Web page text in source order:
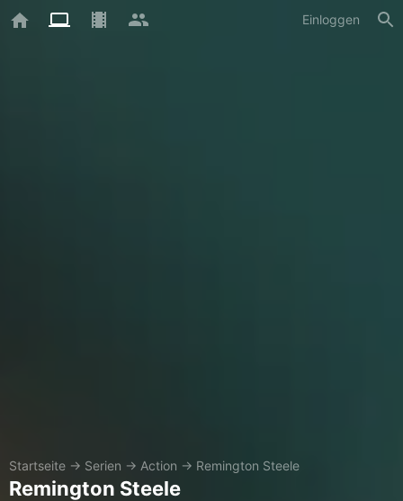
Einloggen
Startseite → Serien → Action → Remington Steele
Remington Steele